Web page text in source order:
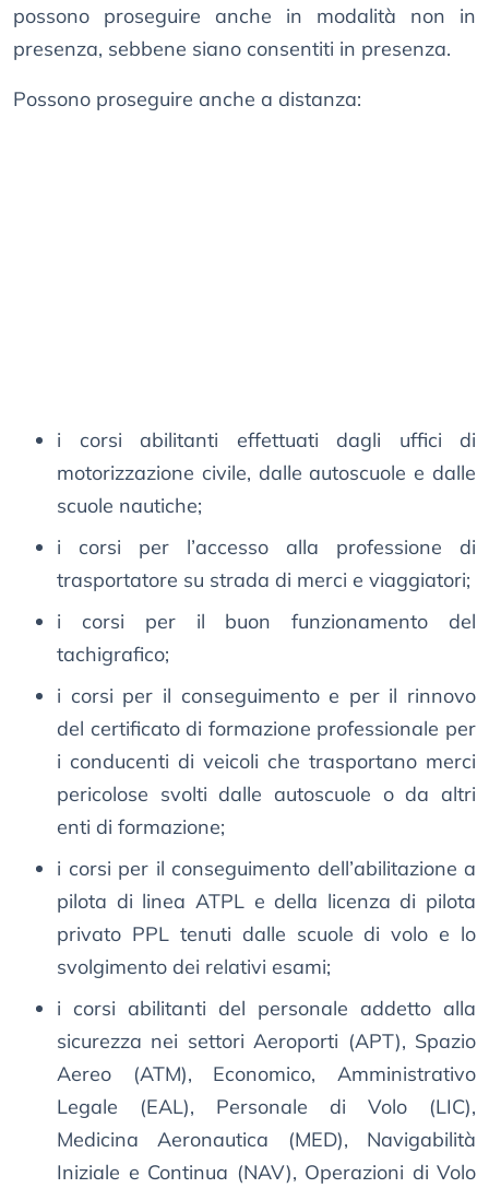
possono proseguire anche in modalità non in
presenza, sebbene siano consentiti in presenza.
Possono proseguire anche a distanza:
i corsi abilitanti effettuati dagli uffici di
motorizzazione civile, dalle autoscuole e dalle
scuole nautiche;
i corsi per l’accesso alla professione di
trasportatore su strada di merci e viaggiatori;
i corsi per il buon funzionamento del
tachigrafico;
i corsi per il conseguimento e per il rinnovo
del certificato di formazione professionale per
i conducenti di veicoli che trasportano merci
pericolose svolti dalle autoscuole o da altri
enti di formazione;
i corsi per il conseguimento dell’abilitazione a
pilota di linea ATPL e della licenza di pilota
privato PPL tenuti dalle scuole di volo e lo
svolgimento dei relativi esami;
i corsi abilitanti del personale addetto alla
sicurezza nei settori Aeroporti (APT), Spazio
Aereo (ATM), Economico, Amministrativo
Legale (EAL), Personale di Volo (LIC),
Medicina Aeronautica (MED), Navigabilità
Iniziale e Continua (NAV), Operazioni di Volo